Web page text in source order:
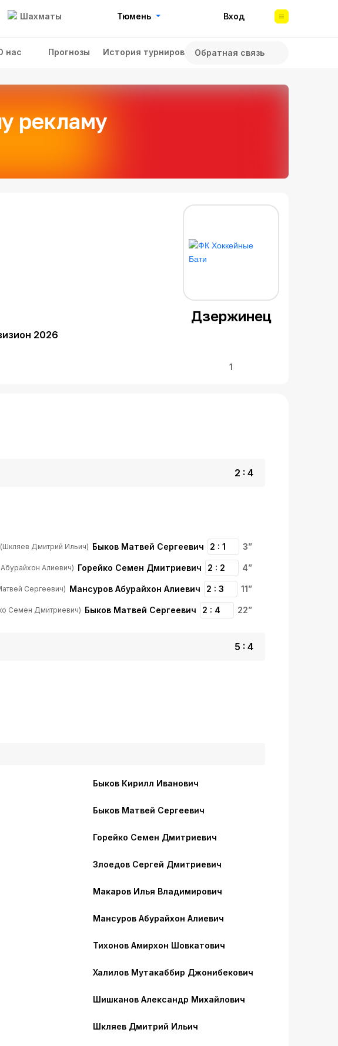
Шахматы Тюмень Вход
нас Прогнозы История турниров Обратная связь
рекламу
Дзержинец
2026
1
3”
2 : 1
Быков Матвей Сергеевич
(Шкляев Дмитрий Ильич)
4”
2 : 2
Горейко Семен Дмитриевич
Алиевич)
11”
2 : 3
Мансуров Абурайхон Алиевич
Сергеевич)
22”
2 : 4
Быков Матвей Сергеевич
Семен Дмитриевич)
2 : 4
5 : 4
Быков Кирилл Иванович
Быков Матвей Сергеевич
Горейко Семен Дмитриевич
Злоедов Сергей Дмитриевич
Макаров Илья Владимирович
Мансуров Абурайхон Алиевич
Тихонов Амирхон Шовкатович
Халилов Мутакаббир Джонибекович
Шишканов Александр Михайлович
Шкляев Дмитрий Ильич